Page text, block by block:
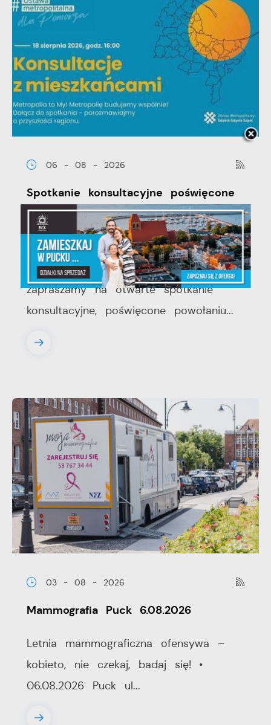
06 - 08 - 2026
Spotkanie konsultacyjne poświęcone
powołaniu związku metropolitalnego
w województwie pomorskim
Szanowni Państwo, serdecznie
zapraszamy na otwarte spotkanie
konsultacyjne, poświęcone powołaniu...
03 - 08 - 2026
Mammografia Puck 6.08.2026
Letnia mammograficzna ofensywa –
kobieto, nie czekaj, badaj się! •
06.08.2026 Puck ul...